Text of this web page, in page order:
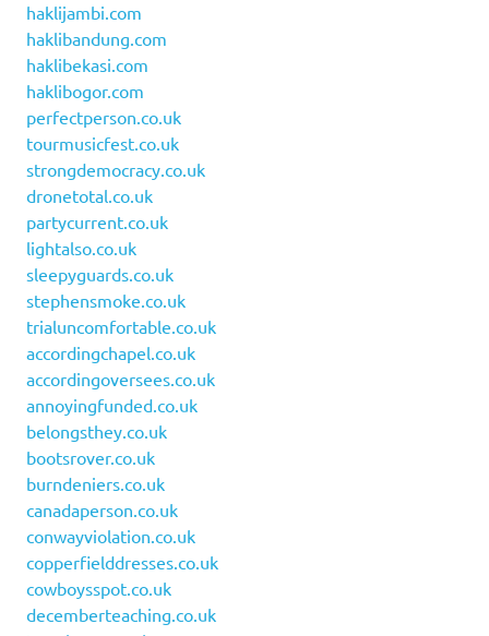
haklijambi.com
haklibandung.com
haklibekasi.com
haklibogor.com
perfectperson.co.uk
tourmusicfest.co.uk
strongdemocracy.co.uk
dronetotal.co.uk
partycurrent.co.uk
lightalso.co.uk
sleepyguards.co.uk
stephensmoke.co.uk
trialuncomfortable.co.uk
accordingchapel.co.uk
accordingoversees.co.uk
annoyingfunded.co.uk
belongsthey.co.uk
bootsrover.co.uk
burndeniers.co.uk
canadaperson.co.uk
conwayviolation.co.uk
copperfielddresses.co.uk
cowboysspot.co.uk
decemberteaching.co.uk